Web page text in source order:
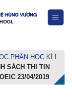
PHẦN HỌC KÌ I
SÁCH THI TIN
23/04/2019